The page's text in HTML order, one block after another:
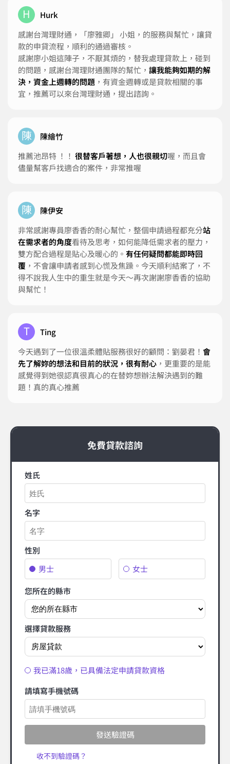
H
Hurk
感謝台灣理財通，「廖雅卿」 小姐，的服務與幫忙，讓貸
款的申貸流程，順利的通過審核。
感謝廖小姐這陣子，不厭其煩的，替我處理貸款上，碰到
的問題，感謝台灣理財通團隊的幫忙， 讓我能夠如期的解
決，資金上週轉的問題 ，有資金週轉或是貸款相關的事
宜，推薦可以來台灣理財通，提出諮詢。
陳
陳繪竹
推薦池昂特 ！！ 很替客戶著想，人也很親切喔，而且會
儘量幫客戶找適合的案件，非常推喔
陳
陳伊安
非常感謝專員廖香香的耐心幫忙，整個申請過程都充分站
在需求者的角度看待及思考，如何能降低需求者的壓力，
雙方配合過程是貼心及暖心的。 有任何疑問都能即時回
覆 ，不會讓申請者感到心慌及焦躁。今天順利結案了，不
得不說我人生中的重生就是今天～再次謝謝廖香香的協助
與幫忙！
T
Ting
今天遇到了一位很溫柔體貼服務很好的顧問：劉晏君！ 會
先了解妳的想法和目前的狀況，很有耐心 ，更重要的是能
感覺得到她很認真很真心的在替妳想辦法解決遇到的難
題！真的真心推薦
免費貸款諮詢
姓氏
名字
性別
男士
女士
您所在的縣市
選擇貸款服務
我已滿18歲，已具備法定申請貸款資格
請填寫手機號碼
發送驗證碼
收不到驗證碼？